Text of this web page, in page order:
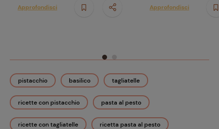
pistacchio basilico tagliatelle
ricette con pistacchio pasta al pesto
ricette con tagliatelle ricetta pasta al pesto
Approfondisci Approfondisci